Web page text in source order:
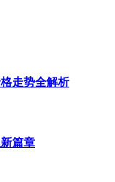
走势全解析
篇章